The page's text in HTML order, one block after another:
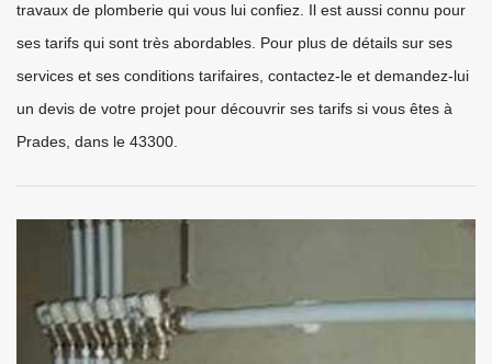
travaux de plomberie qui vous lui confiez. Il est aussi connu pour
ses tarifs qui sont très abordables. Pour plus de détails sur ses
services et ses conditions tarifaires, contactez-le et demandez-lui
un devis de votre projet pour découvrir ses tarifs si vous êtes à
Prades, dans le 43300.